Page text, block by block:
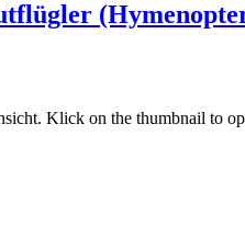
Klick on the thumbnail to